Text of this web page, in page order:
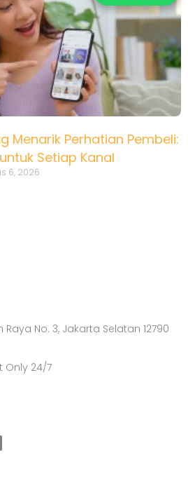
Menarik Perhatian Pembeli:
Setiap Kanal
6, 2026
No. 3, Jakarta Selatan 12790
Only 24/7